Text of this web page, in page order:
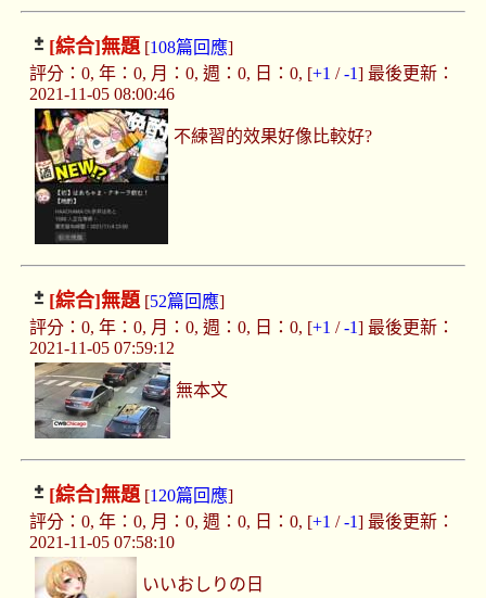
[綜合]無題[108篇回應]
評分：0, 年：0, 月：0, 週：0, 日：0, [+1 /-1] 最後更新：
2021-11-05 08:00:46
不練習的效果好像比較好?
[綜合]無題[52篇回應]
評分：0, 年：0, 月：0, 週：0, 日：0, [+1 /-1] 最後更新：
2021-11-05 07:59:12
無本文
[綜合]無題[120篇回應]
評分：0, 年：0, 月：0, 週：0, 日：0, [+1 /-1] 最後更新：
2021-11-05 07:58:10
いいおしりの日